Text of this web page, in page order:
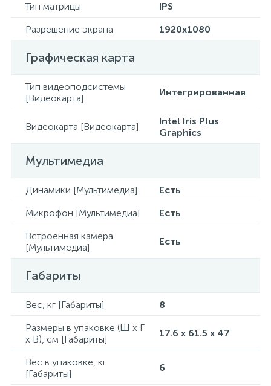
Тип матрицы
IPS
Разрешение экрана
1920x1080
Графическая карта
Тип видеоподсистемы
[Видеокарта]
Интегрированная
Видеокарта [Видеокарта]
Intel Iris Plus
Graphics
Мультимедиа
Динамики [Мультимедиа]
Есть
Микрофон [Мультимедиа]
Есть
Встроенная камера
[Мультимедиа]
Есть
Габариты
Вес, кг [Габариты]
8
Размеры в упаковке (Ш x Г
x В), см [Габариты]
17.6 x 61.5 x 47
Вес в упаковке, кг
[Габариты]
6